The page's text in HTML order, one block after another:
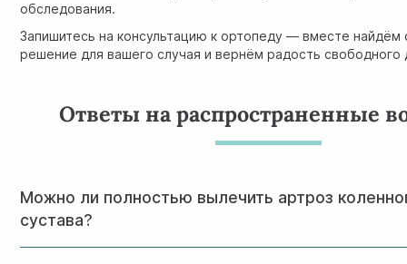
обследования.
Запишитесь на консультацию к ортопеду — вместе найдём
решение для вашего случая и вернём радость свободного
Ответы на распространенные
Можно ли полностью вылечить артроз
сустава?